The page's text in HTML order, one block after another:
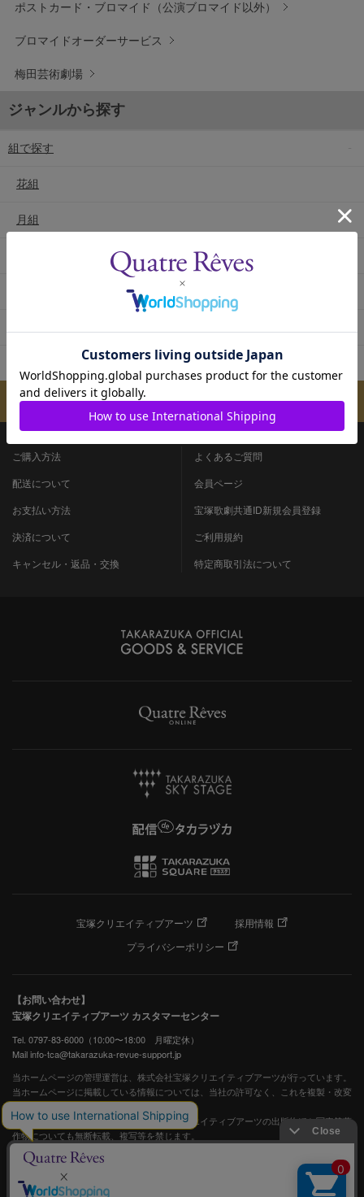
ポストカード・ブロマイド（公演ブロマイド以外）
ブロマイドオーダーサービス
梅田芸術劇場
ジャンルから探す
組で探す
花組
月組
メールマガジンのご案内
ご購入方法
配送について
お支払い方法
決済について
キャンセル・返品・交換
よくあるご質問
会員ページ
宝塚歌劇共通ID新規会員登録
ご利用規約
特定商取引法について
宝塚クリエイティブアーツ
採用情報
プライバシーポリシー
【お問い合わせ】
宝塚クリエイティブアーツ カスタマーセンター
Tel. 0797-83-6000（10:00〜18:00 月曜定休）
Mail info-tca@takarazuka-revue-support.jp
当ホームページの管理運営は、株式会社宝塚クリエイティブアーツが行っています。
当ホームページに掲載している情報については、当社の許可なく、これを複製・改変
することを固く禁止します。
また、阪急電鉄並びに宝塚歌劇団、宝塚クリエイティブアーツの出版物ほか写真等著
作物についても無断転載、複写等を禁じます。
宝塚歌劇公式ホームページ
JASRAC許諾番号：S0507081515